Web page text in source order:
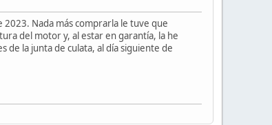
Nada más comprarla le tuve que
del motor y, al estar en garantía, la he
de la junta de culata, al día siguiente de